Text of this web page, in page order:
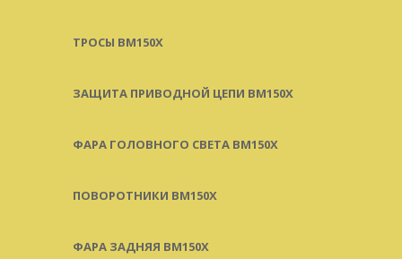
ТРОСЫ BM150X
ЗАЩИТА ПРИВОДНОЙ ЦЕПИ BM150X
ФАРА ГОЛОВНОГО СВЕТА BM150X
ПОВОРОТНИКИ BM150X
ФАРА ЗАДНЯЯ BM150X